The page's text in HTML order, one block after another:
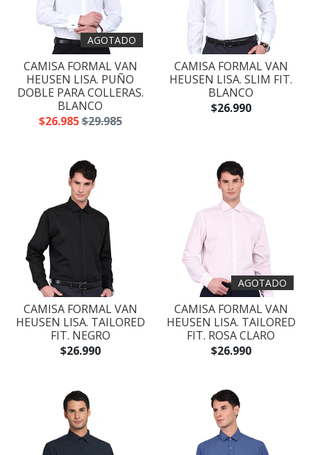
AGOTADO
CAMISA FORMAL VAN
HEUSEN LISA. PUÑO
DOBLE PARA COLLERAS.
BLANCO
$26.985$29.985
CAMISA FORMAL VAN
HEUSEN LISA. SLIM FIT.
BLANCO
$26.990
CAMISA FORMAL VAN
HEUSEN LISA. TAILORED
FIT. NEGRO
$26.990
AGOTADO
CAMISA FORMAL VAN
HEUSEN LISA. TAILORED
FIT. ROSA CLARO
$26.990